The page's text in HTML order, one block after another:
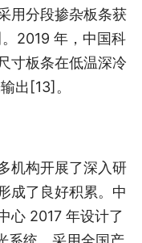
用分段掺杂板条获
。2019 年，中国科
寸板条在低温深冷
出 [13] 。
机构开展了深入研
成了良好积累。中
心 2017 年设计了